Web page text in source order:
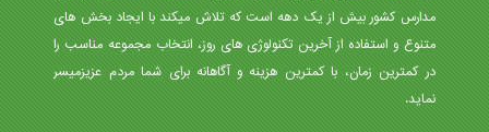
مدارس کشور بیش از یک دهه است که تلاش میکند با ایجاد بخش های
متنوع و استفاده از آخرین تکنولوژی های روز، انتخاب مجموعه مناسب را
در کمترین زمان، با کمترین هزینه و آگاهانه برای شما مردم عزیزمیسر
نماید.